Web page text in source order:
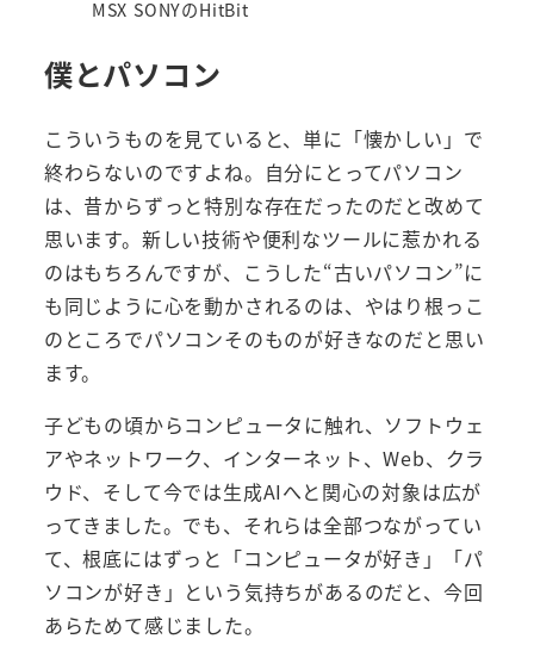
MSX SONYのHitBit
僕とパソコン
こういうものを見ていると、単に「懐かしい」で
終わらないのですよね。自分にとってパソコン
は、昔からずっと特別な存在だったのだと改めて
思います。新しい技術や便利なツールに惹かれる
のはもちろんですが、こうした“古いパソコン”に
も同じように心を動かされるのは、やはり根っこ
のところでパソコンそのものが好きなのだと思い
ます。
子どもの頃からコンピュータに触れ、ソフトウェ
アやネットワーク、インターネット、Web、クラ
ウド、そして今では生成AIへと関心の対象は広が
ってきました。でも、それらは全部つながってい
て、根底にはずっと「コンピュータが好き」「パ
ソコンが好き」という気持ちがあるのだと、今回
あらためて感じました。